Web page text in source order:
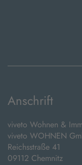
Anschrift
viveto Wohnen &
viveto WOHNEN
Reichsstraße 41
09112 Chemnitz